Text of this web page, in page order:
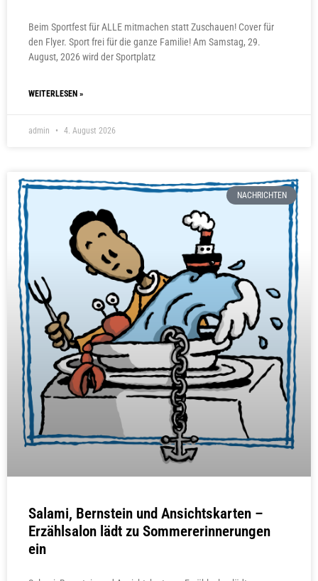
Beim Sportfest für ALLE mitmachen statt Zuschauen! Cover für
den Flyer. Sport frei für die ganze Familie! Am Samstag, 29.
August, 2026 wird der Sportplatz
WEITERLESEN »
admin 4. August 2026
NACHRICHTEN
Salami, Bernstein und Ansichtskarten –
Erzählsalon lädt zu Sommererinnerungen
ein